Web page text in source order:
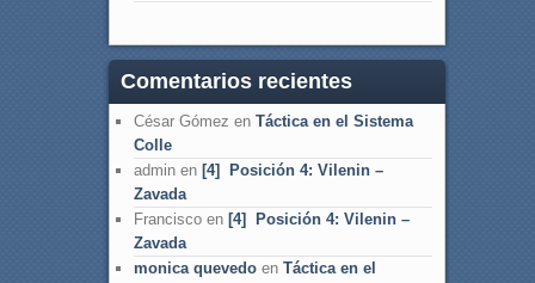
Comentarios recientes
César Gómez en Táctica en el Sistema
Colle
adminen [4] Posición 4: Vilenin –
Zavada
Franciscoen [4] Posición 4: Vilenin –
Zavada
monica quevedoen Táctica en el